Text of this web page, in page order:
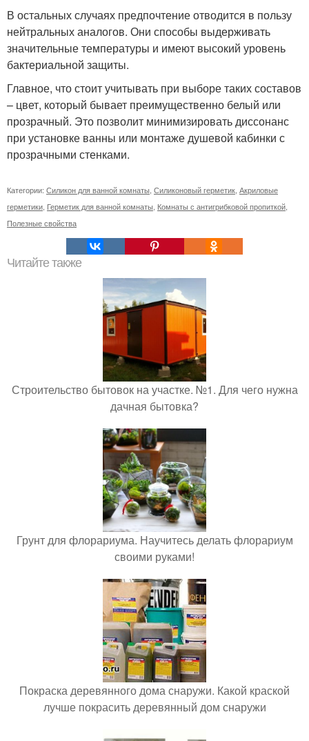
В остальных случаях предпочтение отводится в пользу
нейтральных аналогов. Они способы выдерживать
значительные температуры и имеют высокий уровень
бактериальной защиты.
Главное, что стоит учитывать при выборе таких составов
– цвет, который бывает преимущественно белый или
прозрачный. Это позволит минимизировать диссонанс
при установке ванны или монтаже душевой кабинки с
прозрачными стенками.
Категории: Силикон для ванной комнаты Силиконовый герметик Акриловые
герметики Герметик для ванной комнаты Комнаты с антигрибковой пропиткой
Полезные свойства
Читайте также
Строительство бытовок на участке. №1. Для чего нужна
дачная бытовка?
Грунт для флорариума. Научитесь делать флорариум
своими руками!
Покраска деревянного дома снаружи. Какой краской
лучше покрасить деревянный дом снаружи